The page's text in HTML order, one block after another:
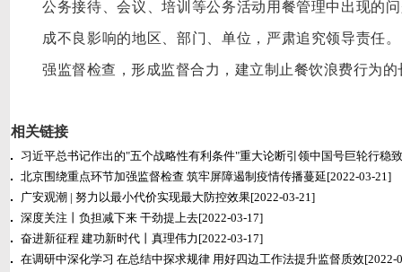
公务接待、会议、培训等公务活动用餐管理中出现的
成不良影响的地区、部门、单位，严肃追究领导责任
强监督检查，形成监督合力，建立制止餐饮浪费行为的
相关链接
习近平总书记作出的"五个战略性有利条件"重大论断引领中国号巨轮行稳
北京围绕重点环节加强监督检查 筑牢屏障遏制疫情传播蔓延[2022-03-21]
广安观潮 | 努力以最小代价实现最大防控效果[2022-03-21]
深度关注丨负担减下来 干劲提上去[2022-03-17]
奋进新征程 建功新时代丨真理伟力 [2022-03-17]
在调研中深化学习 在总结中探求规律 用好四边工作法提升监督质效[2022-